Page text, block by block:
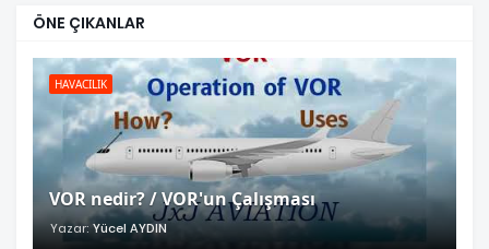
ÖNE ÇIKANLAR
HAVACILIK
VOR nedir? / VOR'un Çalışması
Yazar: Yücel AYDIN